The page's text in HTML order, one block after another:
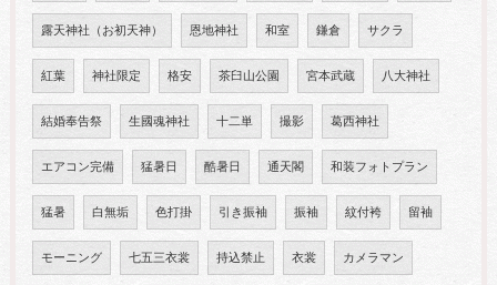
露天神社（お初天神） 恩地神社 和室 鎌倉 サクラ
紅葉 神社限定 格安 茶臼山公園 宮本武蔵 八大神社
結婚奉告祭 生國魂神社 十二単 撮影 葛西神社
エアコン完備 猛暑日 酷暑日 通天閣 和装フォトプラン
猛暑 白無垢 色打掛 引き振袖 振袖 紋付袴 留袖
モーニング 七五三衣裳 持込禁止 衣裳 カメラマン